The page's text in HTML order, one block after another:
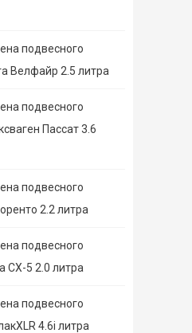
подвесного
Велфайр 2.5 литра
подвесного
Пассат 3.6
подвесного
2.2 литра
подвесного
СХ-5 2.0 литра
подвесного
4.6i литра